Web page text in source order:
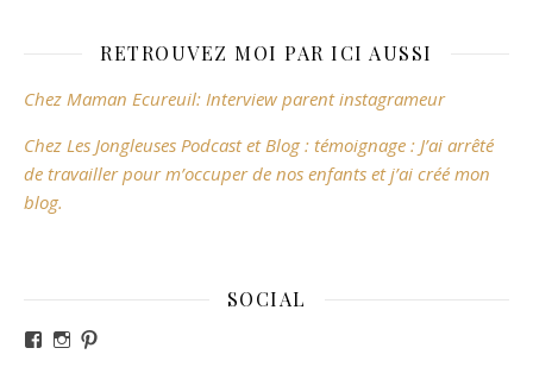
RETROUVEZ MOI PAR ICI AUSSI
Chez Maman Ecureuil: Interview parent instagrameur
Chez Les Jongleuses Podcast et Blog : témoignage : J’ai arrêté
de travailler pour m’occuper de nos enfants et j’ai créé mon
blog.
SOCIAL
Voir le profil de revesdefripouilles sur Facebook
Voir le profil de claire_revesdefripouilles sur